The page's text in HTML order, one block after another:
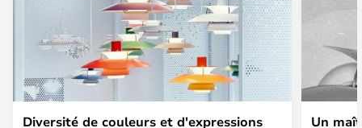
Diversité de couleurs et d'expressions
Un